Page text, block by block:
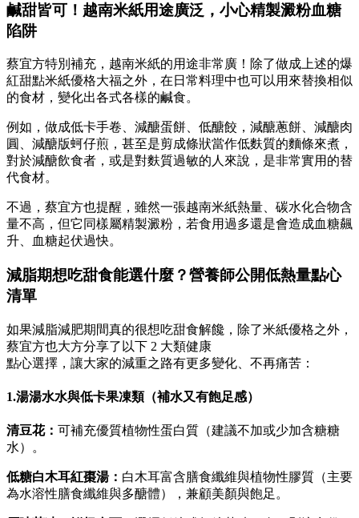
鹹甜皆可！越南米紙用途廣泛，小心精製澱粉血糖
陷阱
蔡宜方特別補充，越南米紙的用途非常廣！除了做成上述的爆
紅甜點米紙優格大福之外，在日常料理中也可以用來替換相似
的食材，變化出各式各樣的鹹食。
例如，做成低卡手卷、減醣蛋餅、低醣餃，減醣蔥餅、減醣肉
圓、減醣版蚵仔煎，甚至是剪成條狀當作低麩質的麵條來煮，
對於減醣飲食者，或是對麩質過敏的人來說，是非常實用的替
代食材。
不過，蔡宜方也提醒，雖然一張越南米紙熱量、碳水化合物含
量不高，但它同樣屬精製澱粉，若食用過多還是會造成血糖飆
升、血糖起伏過快。
減脂期想吃甜食能選什麼？營養師公開低熱量點心
清單
如果減脂減肥期間真的很想吃甜食解饞，除了米紙優格之外，
蔡宜方也大方分享了以下 2 大類健康
點心選擇，讓大家的減重之路有更多變化、不再痛苦：
1.湯湯水水與低卡果凍類（補水又有飽足感）
清豆花： 可補充優質植物性蛋白質（建議不加或少加含糖糖
水）。
低糖白木耳紅棗湯： 白木耳富含膳食纖維與植物性膠質（主要
為水溶性膳食纖維與多醣體），兼顧美顏與飽足。